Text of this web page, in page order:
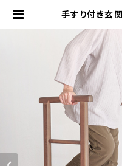
手すり付き玄
プ台 下駄箱
収納 新生活